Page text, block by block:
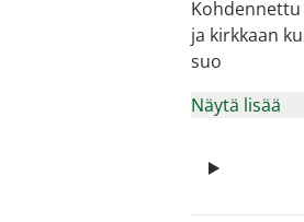
ja kirkkaan
suo
Näytä lisää